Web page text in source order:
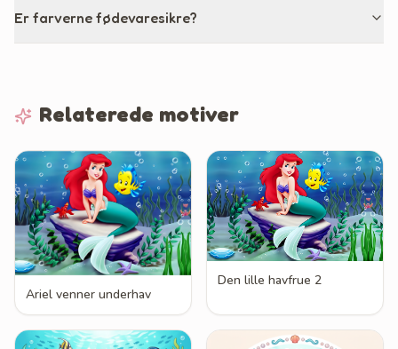
Er farverne fødevaresikre?
Relaterede motiver
Ariel venner underhav
Den lille havfrue 2